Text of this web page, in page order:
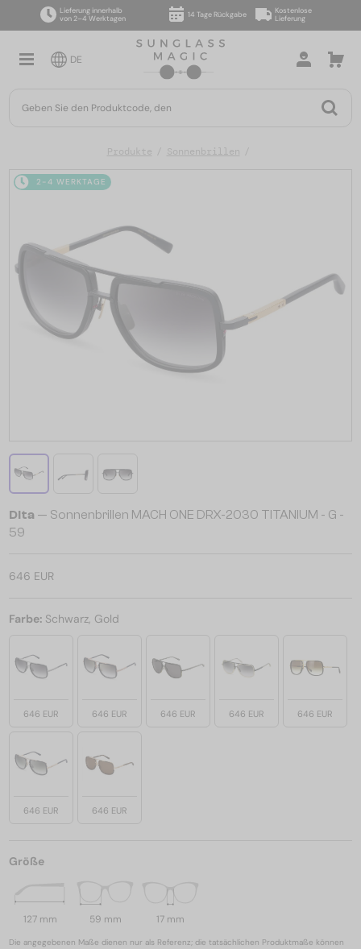
Lieferung innerhalb
von 2–4 Werktagen
14 Tage Rückgabe
Kostenlose
Lieferung
DE
Produkte Sonnenbrillen
2-4 WERKTAGE
Dita — Sonnenbrillen MACH ONE DRX-2030 TITANIUM - G -
59
646 EUR
Farbe: Schwarz, Gold
646 EUR 646 EUR 646 EUR 646 EUR 646 EUR
646 EUR 646 EUR
Größe
127 mm 59 mm 17 mm
Die angegebenen Maße dienen nur als Referenz; die tatsächlichen Produktmaße können